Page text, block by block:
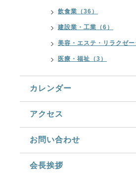
飲食業（36）
建設業・工業（6）
美容・エステ・リラクゼー
医療・福祉（3）
カレンダー
アクセス
お問い合わせ
会長挨拶